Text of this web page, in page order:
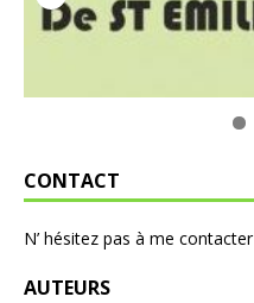
CONTACT
N’ hésitez pas à me contacter
AUTEURS